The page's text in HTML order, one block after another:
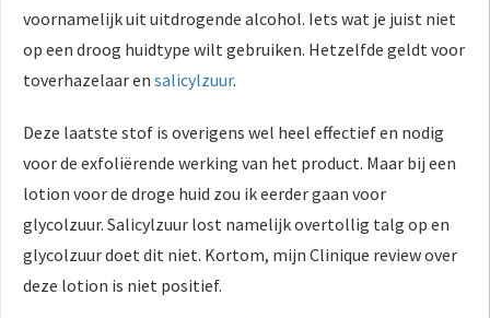
voornamelijk uit uitdrogende alcohol. Iets wat je juist niet
op een droog huidtype wilt gebruiken. Hetzelfde geldt voor
toverhazelaar en salicylzuur.
Deze laatste stof is overigens wel heel effectief en nodig
voor de exfoliërende werking van het product. Maar bij een
lotion voor de droge huid zou ik eerder gaan voor
glycolzuur. Salicylzuur lost namelijk overtollig talg op en
glycolzuur doet dit niet. Kortom, mijn Clinique review over
deze lotion is niet positief.